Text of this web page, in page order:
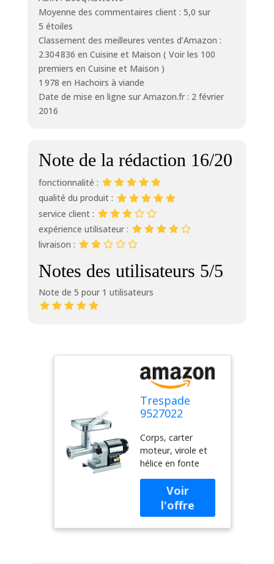
Moyenne des commentaires client : 5,0 sur
5 étoiles
Classement des meilleures ventes d’Amazon :
2 304 836 en Cuisine et Maison ( Voir les 100
premiers en Cuisine et Maison )
1 978 en Hachoirs à viande
Date de mise en ligne sur Amazon.fr : 2 février
2016
Note de la rédaction 16/20
fonctionnalité :
qualité du produit :
service client :
expérience utilisateur :
livraison :
Notes des utilisateurs 5/5
Note de 5 pour 1 utilisateurs
Trespade
9527022
Viande
Electrique TC-
22 Élégant
Corps, carter
moteur, virole et
hélice en fonte
piètement en inox
600 W